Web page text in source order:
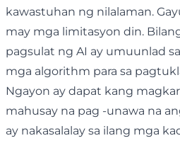
kawastuhan ng nilalaman.
may mga limitasyon din.
pagsulat ng AI ay umuunlad
mga algorithm para sa
Ngayon ay dapat kang
mahusay na pag -unawa na
ay nakasalalay sa ilang mga